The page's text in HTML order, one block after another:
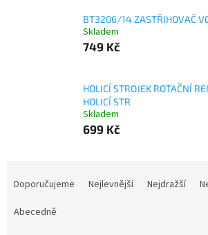
BT3206/14 ZASTŘIHOVAČ
Skladem
749 Kč
HOLICÍ STROJEK ROTAČNÍ
HOLICÍ STR
Skladem
699 Kč
Doporučujeme Nejlevnější Nejdražší
Abecedně